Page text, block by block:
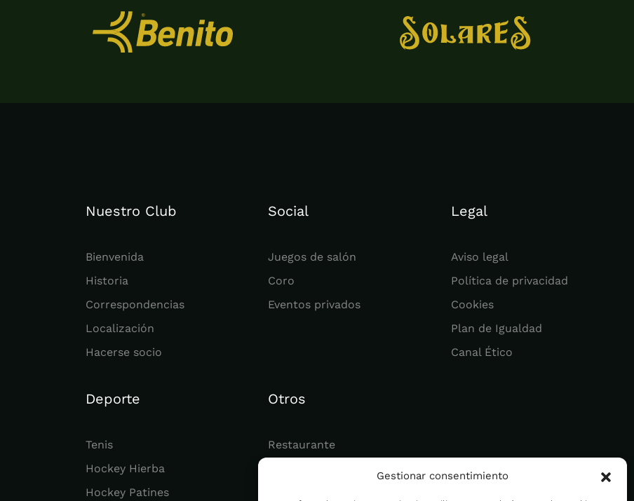
Gestionar consentimiento
Nuestro Club
Bienvenida
Historia
Correspondencias
Localización
Hacerse socio
Deporte
Tenis
Hockey Hierba
Hockey Patines
Social
Juegos de salón
Coro
Eventos privados
Otros
Restaurante
Legal
Aviso legal
Política de privacidad
Cookies
Plan de Igualdad
Canal Ético